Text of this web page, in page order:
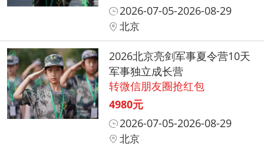
2026-07-05-2026-08-29
北京
2026北京亮剑军事夏令营10天
军事独立成长营
转微信朋友圈抢红包
4980元
2026-07-05-2026-08-29
北京